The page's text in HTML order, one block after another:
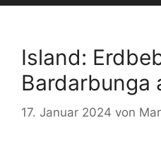
Island:
Bardarbunga
17. Januar 2024 von